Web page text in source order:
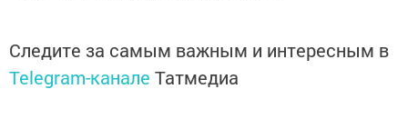
Следите за самым важным и интересным в
Telegram-канале Татмедиа